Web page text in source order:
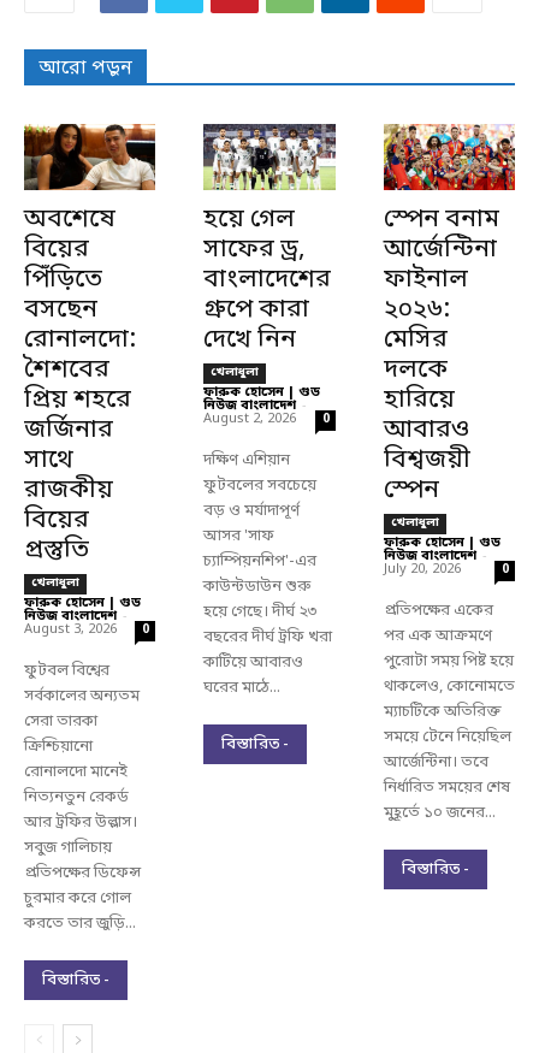
আরো পড়ুন
অবশেষে
বিয়ের
পিঁড়িতে
বসছেন
রোনালদো:
শৈশবের
প্রিয় শহরে
জর্জিনার
সাথে
রাজকীয়
বিয়ের
প্রস্তুতি
খেলাধুলা
ফারুক হোসেন | গুড
নিউজ বাংলাদেশ -
August 3, 2026 0
ফুটবল বিশ্বের
সর্বকালের অন্যতম
সেরা তারকা
ক্রিশ্চিয়ানো
রোনালদো মানেই
নিত্যনতুন রেকর্ড
আর ট্রফির উল্লাস।
সবুজ গালিচায়
প্রতিপক্ষের ডিফেন্স
চুরমার করে গোল
করতে তার জুড়ি...
বিস্তারিত -
হয়ে গেল
সাফের ড্র,
বাংলাদেশের
গ্রুপে কারা
দেখে নিন
খেলাধুলা
ফারুক হোসেন | গুড
নিউজ বাংলাদেশ -
August 2, 2026 0
দক্ষিণ এশিয়ান
ফুটবলের সবচেয়ে
বড় ও মর্যাদাপূর্ণ
আসর 'সাফ
চ্যাম্পিয়নশিপ'-এর
কাউন্টডাউন শুরু
হয়ে গেছে। দীর্ঘ ২৩
বছরের দীর্ঘ ট্রফি খরা
কাটিয়ে আবারও
ঘরের মাঠে...
বিস্তারিত -
স্পেন বনাম
আর্জেন্টিনা
ফাইনাল
২০২৬:
মেসির
দলকে
হারিয়ে
আবারও
বিশ্বজয়ী
স্পেন
খেলাধুলা
ফারুক হোসেন | গুড
নিউজ বাংলাদেশ -
July 20, 2026 0
প্রতিপক্ষের একের
পর এক আক্রমণে
পুরোটা সময় পিষ্ট হয়ে
থাকলেও, কোনোমতে
ম্যাচটিকে অতিরিক্ত
সময়ে টেনে নিয়েছিল
আর্জেন্টিনা। তবে
নির্ধারিত সময়ের শেষ
মুহূর্তে ১০ জনের...
বিস্তারিত -